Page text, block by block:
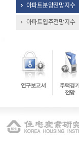
아파트분양전망지수
아파트입주전망지수